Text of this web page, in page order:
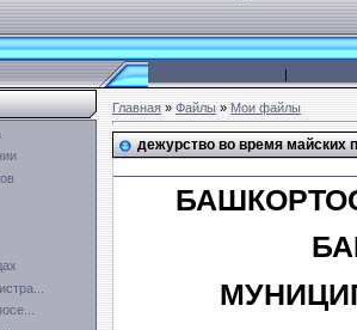
|
Главная»Файлы»Мои файлы
дежурство во время майских